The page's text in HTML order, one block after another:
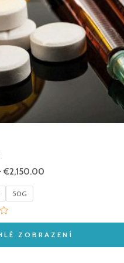
€2,150.00
50G
ZOBRAZENÍ